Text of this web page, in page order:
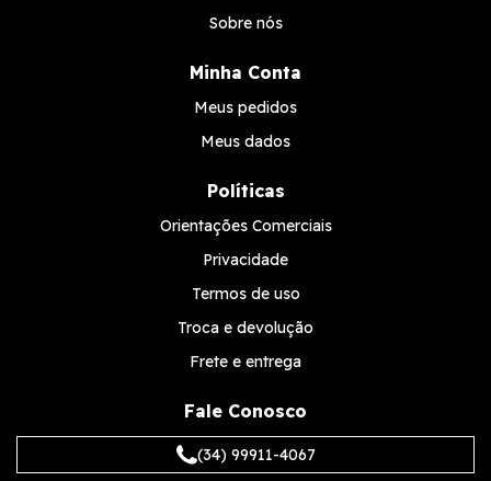
Sobre nós
Minha Conta
Meus pedidos
Meus dados
Políticas
Orientações Comerciais
Privacidade
Termos de uso
Troca e devolução
Frete e entrega
Fale Conosco
(34) 99911-4067